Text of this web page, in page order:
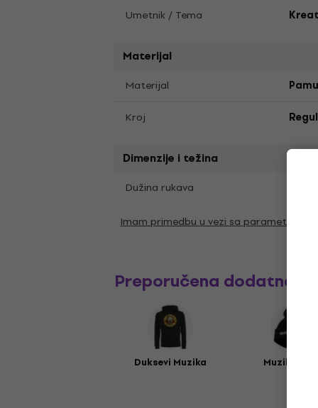
Umetnik / Tema
Materijal
Materijal
Kroj
Dimenzije i težina
Dužina rukava
Imam primedbu u vezi sa parametrima
Preporučena dodatna
Duksevi Muzika Muzika